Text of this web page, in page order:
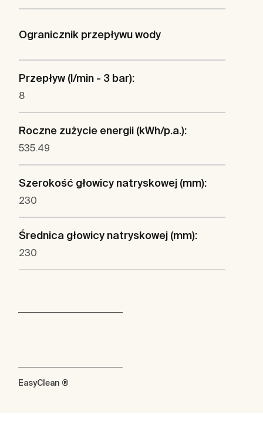
Ogranicznik przepływu wody
Przepływ (l/min - 3 bar):
8
Roczne zużycie energii (kWh/p.a.):
535.49
Szerokość głowicy natryskowej (mm):
230
Średnica głowicy natryskowej (mm):
230
EasyClean ®